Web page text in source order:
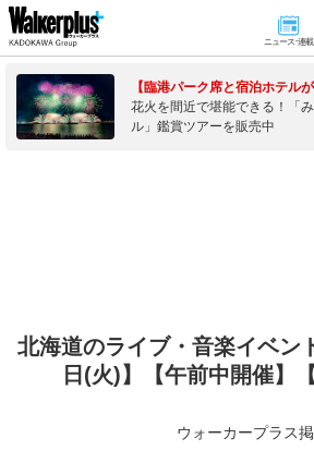
ニュース･連載
【臨港パーク席と宿泊ホテルが
花火を間近で堪能できる！「
ル」鑑賞ツアーを販売中
北海道のライブ・音楽イベン
日(火)】【午前中開催】
ウォーカープラス